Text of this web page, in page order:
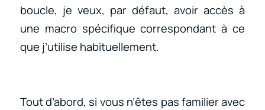
boucle, je veux, par défaut, avoir accès à
une macro spécifique correspondant à ce
que j’utilise habituellement.
Tout d’abord, si vous n’êtes pas familier avec